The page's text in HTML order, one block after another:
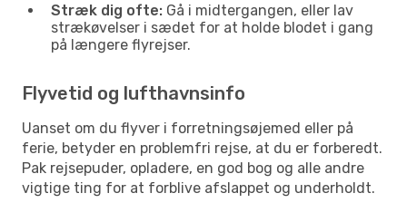
Stræk dig ofte: Gå i midtergangen, eller lav
strækøvelser i sædet for at holde blodet i gang
på længere flyrejser.
Flyvetid og lufthavnsinfo
Uanset om du flyver i forretningsøjemed eller på
ferie, betyder en problemfri rejse, at du er forberedt.
Pak rejsepuder, opladere, en god bog og alle andre
vigtige ting for at forblive afslappet og underholdt.